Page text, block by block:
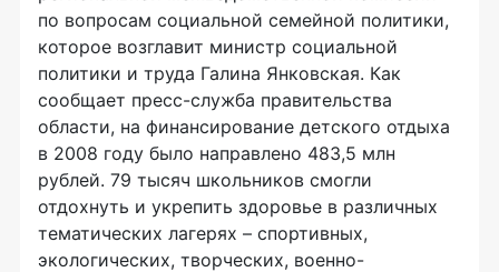
по вопросам социальной семейной политики,
которое возглавит министр социальной
политики и труда Галина Янковская. Как
сообщает пресс-служба правительства
области, на финансирование детского отдыха
в 2008 году было направлено 483,5 млн
рублей. 79 тысяч школьников смогли
отдохнуть и укрепить здоровье в различных
тематических лагерях – спортивных,
экологических, творческих, военно-